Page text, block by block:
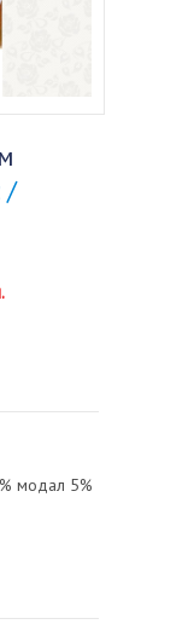
/
модал 5%